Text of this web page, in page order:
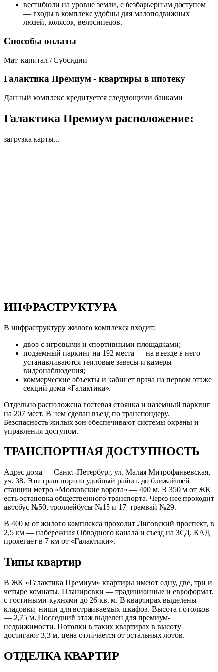
вестибюли на уровне земли, с безбарьерным доступом
— входы в комплекс удобны для малоподвижных
людей, колясок, велосипедов.
Способы оплаты
Мат. капитал / Субсидии
Галактика Премиум - квартиры в ипотеку
Данный комплекс кредитуется следующими банками
Галактика Премиум расположение:
загрузка карты...
ИНФРАСТРУКТУРА
В инфраструктуру жилого комплекса входит:
двор с игровыми и спортивными площадками;
подземный паркинг на 192 места — на въезде в него
устанавливаются тепловые завесы и камеры
видеонаблюдения;
коммерческие объекты и кабинет врача на первом этаже
секций дома «Галактика».
Отдельно расположена гостевая стоянка и наземный паркинг
на 207 мест. В нем сделан въезд по транспондеру.
Безопасность жилых зон обеспечивают системы охраны и
управления доступом.
ТРАНСПОРТНАЯ ДОСТУПНОСТЬ
Адрес дома — Санкт-Петербург, ул. Малая Митрофаньевская,
уч. 38. Это транспортно удобный район: до ближайшей
станции метро «Московские ворота» — 400 м. В 350 м от ЖК
есть остановка общественного транспорта. Через нее проходит
автобус №50, троллейбусы №15 и 17, трамвай №29.
В 400 м от жилого комплекса проходит Лиговский проспект, в
2,5 км — набережная Обводного канала и съезд на ЗСД. КАД
пролегает в 7 км от «Галактики».
Типы квартир
В ЖК «Галактика Премиум» квартиры имеют одну, две, три и
четыре комнаты. Планировки — традиционные и евроформат,
с гостиными-кухнями до 26 кв. м. В квартирах выделены
кладовки, ниши для встраиваемых шкафов. Высота потолков
— 2,75 м. Последний этаж выделен для премиум-
недвижимости. Потолки в таких квартирах в высоту
достигают 3,3 м, цена отличается от остальных лотов.
ОТДЕЛКА КВАРТИР